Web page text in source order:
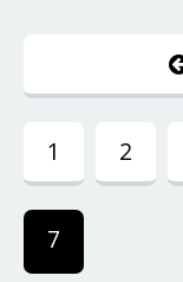
1 2
7